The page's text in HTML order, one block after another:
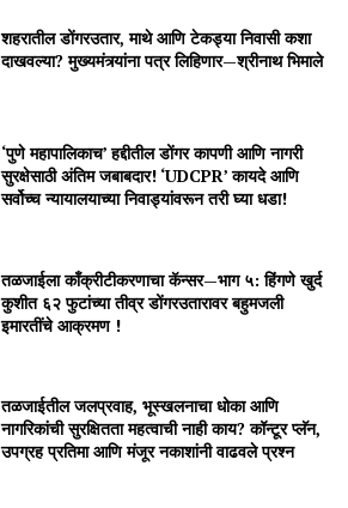
शहरातील डोंगरउतार, माथे आणि टेकड्या निवासी कशा
दाखवल्या? मुख्यमंत्र्यांना पत्र लिहिणार—श्रीनाथ भिमाले
‘पुणे महापालिकाच’ हद्दीतील डोंगर कापणी आणि नागरी
सुरक्षेसाठी अंतिम जबाबदार! ‘UDCPR’ कायदे आणि
सर्वोच्च न्यायालयाच्या निवाड्यांवरून तरी घ्या धडा!
तळजाईला काँक्रीटीकरणाचा कॅन्सर—भाग ५: हिंगणे खुर्द
कुशीत ६२ फुटांच्या तीव्र डोंगरउतारावर बहुमजली
इमारतींचे आक्रमण !
तळजाईतील जलप्रवाह, भूस्खलनाचा धोका आणि
नागरिकांची सुरक्षितता महत्वाची नाही काय? कॉन्टूर प्लॅन,
उपग्रह प्रतिमा आणि मंजूर नकाशांनी वाढवले प्रश्न